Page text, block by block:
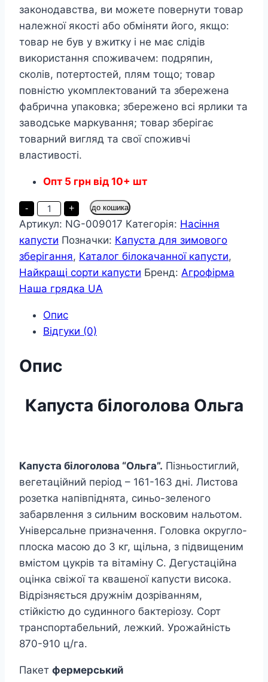
законодавства, ви можете повернути товар
належної якості або обміняти його, якщо:
товар не був у вжитку і не має слідів
використання споживачем: подряпин,
сколів, потертостей, плям тощо; товар
повністю укомплектований та збережена
фабрична упаковка; збережено всі ярлики та
заводське маркування; товар зберігає
товарний вигляд та свої споживчі
властивості.
Опт 5 грн від 10+ шт
-
Капуста
Ольга
пакет
3
грама
кількість
+ до кошика
Артикул: NG-009017 Категорія: Насіння
капусти Позначки: Капуста для зимового
зберігання, Каталог білокачанної капусти,
Найкращі сорти капусти Бренд: Агрофірма
Наша грядка UA
Опис
Відгуки (0)
Опис
Капуста білоголова Ольга
Капуста білоголова “Ольга”. Пізньостиглий,
вегетаційний період – 161-163 дні. Листова
розетка напівпіднята, синьо-зеленого
забарвлення з сильним восковим нальотом.
Універсальне призначення. Головка округло-
плоска масою до 3 кг, щільна, з підвищеним
вмістом цукрів та вітаміну С. Дегустаційна
оцінка свіжої та квашеної капусти висока.
Відрізняється дружнім дозріванням,
стійкістю до судинного бактеріозу. Сорт
транспортабельний, лежкий. Урожайність
870-910 ц/га.
Пакет фермерський